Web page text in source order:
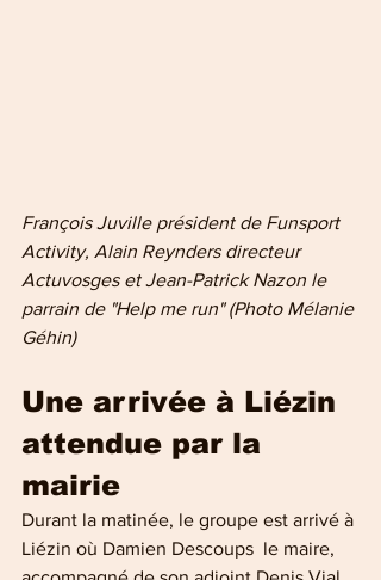
François Juville président de Funsport
Activity, Alain Reynders directeur
Actuvosges et Jean-Patrick Nazon le
parrain de "Help me run" (Photo Mélanie
Géhin)
Une arrivée à Liézin
attendue par la
mairie
Durant la matinée, le groupe est arrivé à
Liézin où Damien Descoups  le maire,